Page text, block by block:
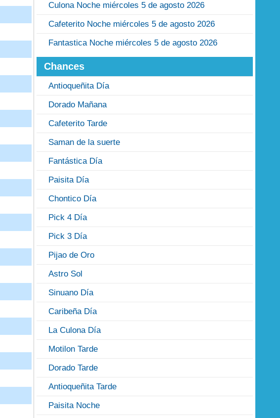
Culona Noche miércoles 5 de agosto 2026
Cafeterito Noche miércoles 5 de agosto 2026
Fantastica Noche miércoles 5 de agosto 2026
Chances
Antioqueñita Día
Dorado Mañana
Cafeterito Tarde
Saman de la suerte
Fantástica Día
Paisita Día
Chontico Día
Pick 4 Día
Pick 3 Día
Pijao de Oro
Astro Sol
Sinuano Día
Caribeña Día
La Culona Día
Motilon Tarde
Dorado Tarde
Antioqueñita Tarde
Paisita Noche